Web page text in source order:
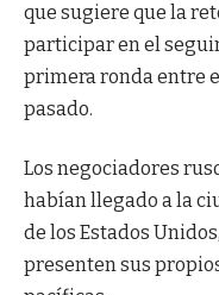
que sugiere que la
participar en el
primera ronda entre
pasado.
Los negociadores
habían llegado a la
de los Estados
presenten sus